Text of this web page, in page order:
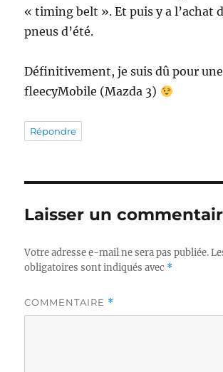
« timing belt ». Et puis y a l’achat
pneus d’été.
Définitivement, je suis dû pour une
fleecyMobile (Mazda 3)
Répondre
Laisser un
Votre adresse e-mail ne sera pas publiée.
obligatoires sont indiqués avec *
COMMENTAIRE *